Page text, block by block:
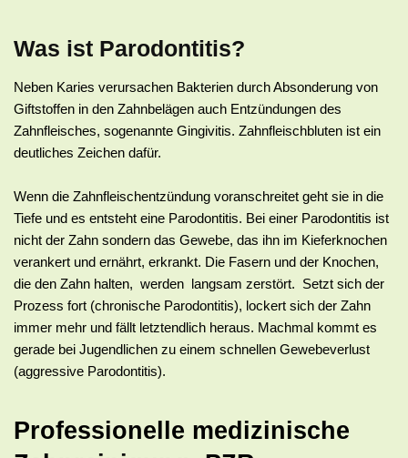
Was ist Parodontitis?
Neben Karies verursachen Bakterien durch Absonderung von
Giftstoffen in den Zahnbelägen auch Entzündungen des
Zahnfleisches, sogenannte Gingivitis. Zahnfleischbluten ist ein
deutliches Zeichen dafür.
Wenn die Zahnfleischentzündung voranschreitet geht sie in die
Tiefe und es entsteht eine Parodontitis. Bei einer Parodontitis ist
nicht der Zahn sondern das Gewebe, das ihn im Kieferknochen
verankert und ernährt, erkrankt. Die Fasern und der Knochen,
die den Zahn halten, werden langsam zerstört. Setzt sich der
Prozess fort (chronische Parodontitis), lockert sich der Zahn
immer mehr und fällt letztendlich heraus. Machmal kommt es
gerade bei Jugendlichen zu einem schnellen Gewebeverlust
(aggressive Parodontitis).
Professionelle medizinische